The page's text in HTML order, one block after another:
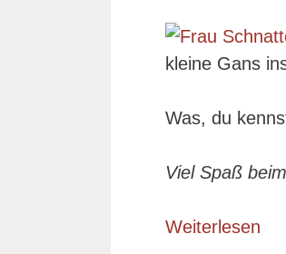
kleine Gans
Was, du
Viel Spaß
Weiterlesen